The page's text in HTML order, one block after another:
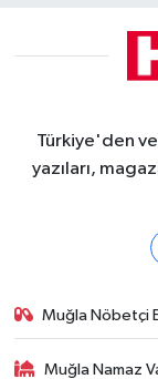
Türkiye'den
yazıları,
Muğla Nöbetçi
Muğla Namaz